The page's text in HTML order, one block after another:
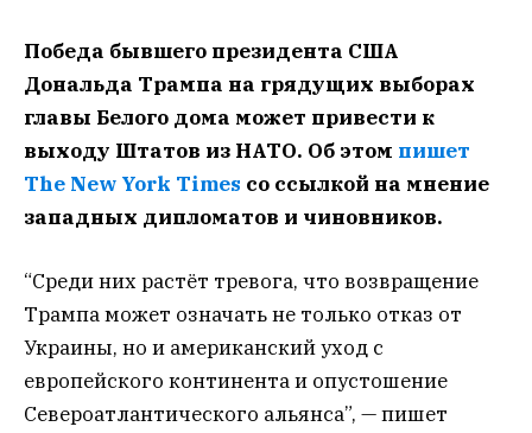
Победа бывшего президента США
Дональда Трампа на грядущих выборах
главы Белого дома может привести к
выходу Штатов из НАТО. Об этом пишет
The New York Times со ссылкой на мнение
западных дипломатов и чиновников.
“Среди них растёт тревога, что возвращение
Трампа может означать не только отказ от
Украины, но и американский уход c
европейского континента и опустошение
Североатлантического альянса”, — пишет